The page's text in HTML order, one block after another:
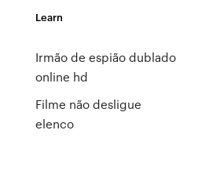
Learn
Irmão de espião dublado
online hd
Filme não desligue
elenco